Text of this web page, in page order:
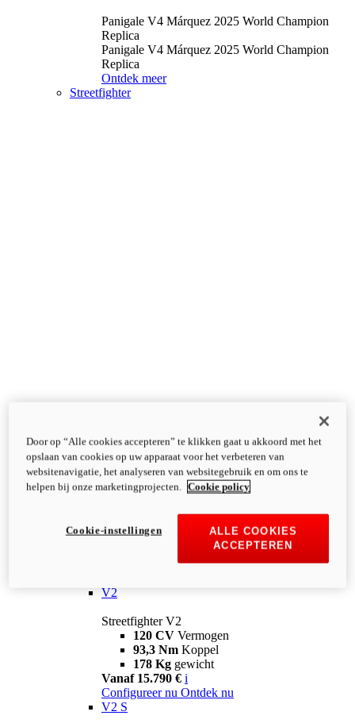
Panigale V4 Márquez 2025 World Champion
Replica
Panigale V4 Márquez 2025 World Champion
Replica
Ontdek meer
Streetfighter
V2
Streetfighter V2
120 CV Vermogen
93,3 Nm Koppel
178 Kg gewicht
Vanaf 15.790 € i
Configureer nu Ontdek nu
V2 S
Door op “Alle cookies accepteren” te klikken gaat u akkoord met het
opslaan van cookies op uw apparaat voor het verbeteren van
websitenavigatie, het analyseren van websitegebruik en om ons te
helpen bij onze marketingprojecten.
Cookie policy
ALLE COOKIES
ACCEPTEREN
Cookie-instellingen